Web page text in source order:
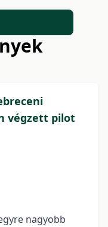
végzett pilot
nagyobb